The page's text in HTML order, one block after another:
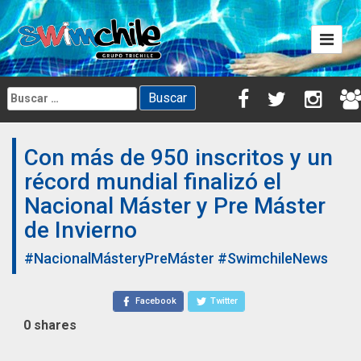
Skip
to
content
Buscar:
Con más de 950 inscritos y un
récord mundial finalizó el
Nacional Máster y Pre Máster
de Invierno
#NacionalMásteryPreMáster #SwimchileNews
Facebook Twitter
0 shares